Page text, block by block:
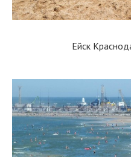
Ейск